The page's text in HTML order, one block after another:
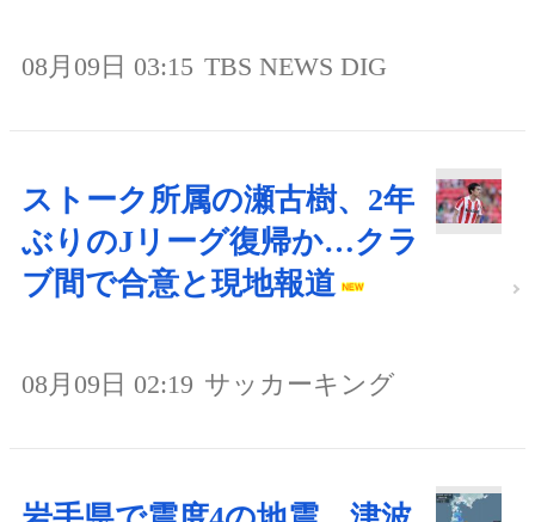
08月09日 03:15 TBS NEWS DIG
ストーク所属の瀬古樹、2年
ぶりのJリーグ復帰か…クラ
ブ間で合意と現地報道
08月09日 02:19 サッカーキング